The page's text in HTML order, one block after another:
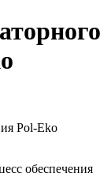
обеспечения